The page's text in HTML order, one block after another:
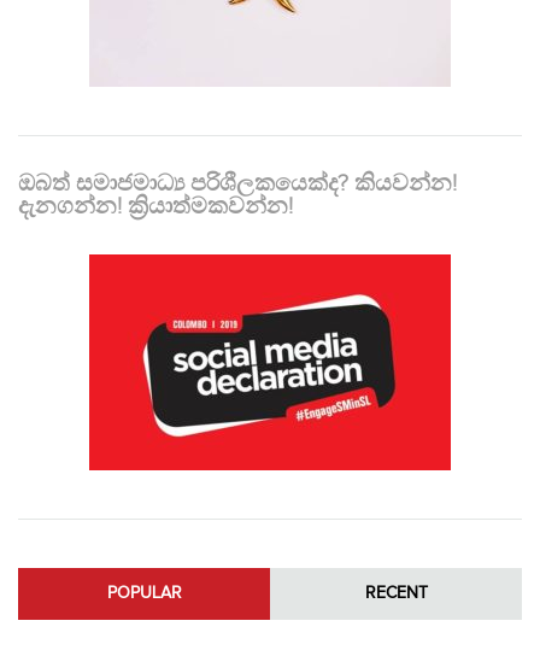
ඔබත් සමාජමාධ්‍ය පරිශීලකයෙක්ද? කියවන්න!
දැනගන්න! ක්‍රියාත්මකවන්න!
POPULAR RECENT